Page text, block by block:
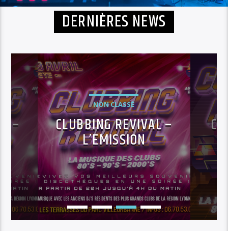
DERNIÈRES NEWS
–
NON CLASSÉ
CLUBBING REVIVAL –
L’EMISSION